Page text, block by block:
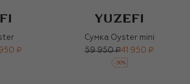
₽
Сумка Oyster mini
59 950 ₽41 950 ₽
-30%